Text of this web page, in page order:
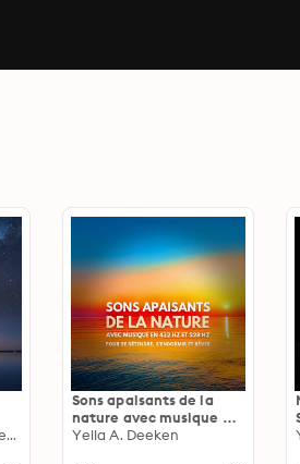
Schlafmedizinisches Zentrum
Sons apaisants de la
nature avec musique en
432 Hz et 528 Hz pour se
Yella A. Deeken